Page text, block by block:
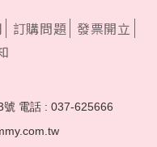
訂購問題 發票開立
號 電話 : 037-625666